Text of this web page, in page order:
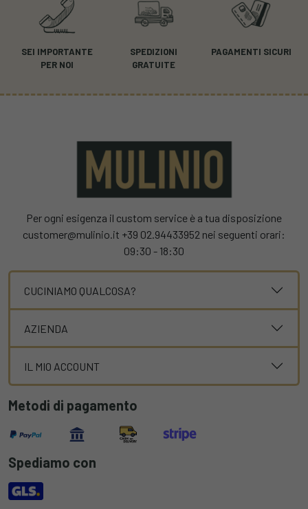
SEI IMPORTANTE
PER NOI
SPEDIZIONI
GRATUITE
PAGAMENTI SICURI
Per ogni esigenza il custom service è a tua disposizione
customer@mulinio.it +39 02.94433952 nei seguenti orari:
09:30 - 18:30
CUCINIAMO QUALCOSA?
AZIENDA
IL MIO ACCOUNT
Metodi di pagamento
Spediamo con